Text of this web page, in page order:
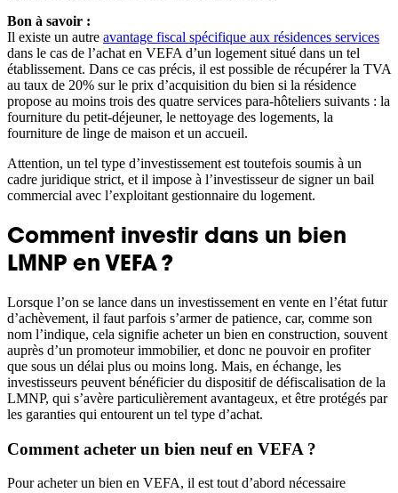
Bon à savoir :
Il existe un autre avantage fiscal spécifique aux résidences services
dans le cas de l’achat en VEFA d’un logement situé dans un tel
établissement. Dans ce cas précis, il est possible de récupérer la TVA
au taux de 20% sur le prix d’acquisition du bien si la résidence
propose au moins trois des quatre services para-hôteliers suivants : la
fourniture du petit-déjeuner, le nettoyage des logements, la
fourniture de linge de maison et un accueil.
Attention, un tel type d’investissement est toutefois soumis à un
cadre juridique strict, et il impose à l’investisseur de signer un bail
commercial avec l’exploitant gestionnaire du logement.
Comment investir dans un bien
LMNP en VEFA ?
Lorsque l’on se lance dans un investissement en vente en l’état futur
d’achèvement, il faut parfois s’armer de patience, car, comme son
nom l’indique, cela signifie acheter un bien en construction, souvent
auprès d’un promoteur immobilier, et donc ne pouvoir en profiter
que sous un délai plus ou moins long. Mais, en échange, les
investisseurs peuvent bénéficier du dispositif de défiscalisation de la
LMNP, qui s’avère particulièrement avantageux, et être protégés par
les garanties qui entourent un tel type d’achat.
Comment acheter un bien neuf en VEFA ?
Pour acheter un bien en VEFA, il est tout d’abord nécessaire